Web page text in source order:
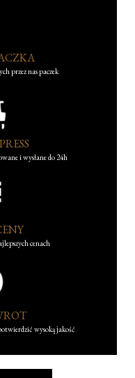
przez nas paczek
i wysłane do 24h
cenach
wysoką jakość